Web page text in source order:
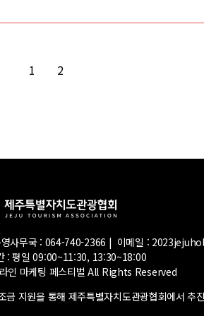
1 2
영사무국 : 064-740-2366 | 이메일 :
: 평일 09:00~11:30, 13:30~18:00
인 마케팅 페스티벌 All Rights Reserved
금 지원을 통해 제주특별자치도관광협회에서 추